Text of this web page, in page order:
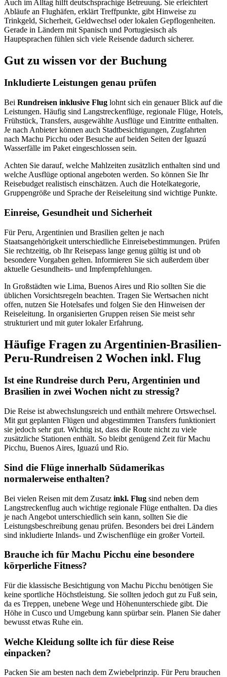
Auch im Alltag hilft deutschsprachige Betreuung. Sie erleichtert
Abläufe an Flughäfen, erklärt Treffpunkte, gibt Hinweise zu
Trinkgeld, Sicherheit, Geldwechsel oder lokalen Gepflogenheiten.
Gerade in Ländern mit Spanisch und Portugiesisch als
Hauptsprachen fühlen sich viele Reisende dadurch sicherer.
Gut zu wissen vor der Buchung
Inkludierte Leistungen genau prüfen
Bei Rundreisen inklusive Flug lohnt sich ein genauer Blick auf die
Leistungen. Häufig sind Langstreckenflüge, regionale Flüge, Hotels,
Frühstück, Transfers, ausgewählte Ausflüge und Eintritte enthalten.
Je nach Anbieter können auch Stadtbesichtigungen, Zugfahrten
nach Machu Picchu oder Besuche auf beiden Seiten der Iguazú
Wasserfälle im Paket eingeschlossen sein.
Achten Sie darauf, welche Mahlzeiten zusätzlich enthalten sind und
welche Ausflüge optional angeboten werden. So können Sie Ihr
Reisebudget realistisch einschätzen. Auch die Hotelkategorie,
Gruppengröße und Sprache der Reiseleitung sind wichtige Punkte.
Einreise, Gesundheit und Sicherheit
Für Peru, Argentinien und Brasilien gelten je nach
Staatsangehörigkeit unterschiedliche Einreisebestimmungen. Prüfen
Sie rechtzeitig, ob Ihr Reisepass lange genug gültig ist und ob
besondere Vorgaben gelten. Informieren Sie sich außerdem über
aktuelle Gesundheits- und Impfempfehlungen.
In Großstädten wie Lima, Buenos Aires und Rio sollten Sie die
üblichen Vorsichtsregeln beachten. Tragen Sie Wertsachen nicht
offen, nutzen Sie Hotelsafes und folgen Sie den Hinweisen der
Reiseleitung. In organisierten Gruppen reisen Sie meist sehr
strukturiert und mit guter lokaler Erfahrung.
Häufige Fragen zu Argentinien-Brasilien-
Peru-Rundreisen 2 Wochen inkl. Flug
Ist eine Rundreise durch Peru, Argentinien und
Brasilien in zwei Wochen nicht zu stressig?
Die Reise ist abwechslungsreich und enthält mehrere Ortswechsel.
Mit gut geplanten Flügen und abgestimmten Transfers funktioniert
sie jedoch sehr gut. Wichtig ist, dass die Route nicht zu viele
zusätzliche Stationen enthält. So bleibt genügend Zeit für Machu
Picchu, Buenos Aires, Iguazú und Rio.
Sind die Flüge innerhalb Südamerikas
normalerweise enthalten?
Bei vielen Reisen mit dem Zusatz inkl. Flug sind neben dem
Langstreckenflug auch wichtige regionale Flüge enthalten. Da dies
je nach Angebot unterschiedlich sein kann, sollten Sie die
Leistungsbeschreibung genau prüfen. Besonders bei drei Ländern
sind inkludierte Inlands- und Zwischenflüge ein großer Vorteil.
Brauche ich für Machu Picchu eine besondere
körperliche Fitness?
Für die klassische Besichtigung von Machu Picchu benötigen Sie
keine sportliche Höchstleistung. Sie sollten jedoch gut zu Fuß sein,
da es Treppen, unebene Wege und Höhenunterschiede gibt. Die
Höhe in Cusco und Umgebung kann spürbar sein. Planen Sie daher
bewusst etwas Ruhe ein.
Welche Kleidung sollte ich für diese Reise
einpacken?
Packen Sie am besten nach dem Zwiebelprinzip. Für Peru brauchen